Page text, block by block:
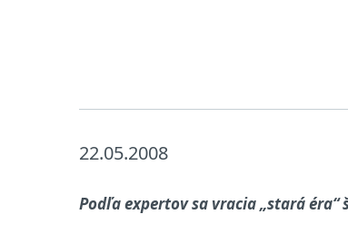
22.05.2008
Podľa expertov sa vracia „stará